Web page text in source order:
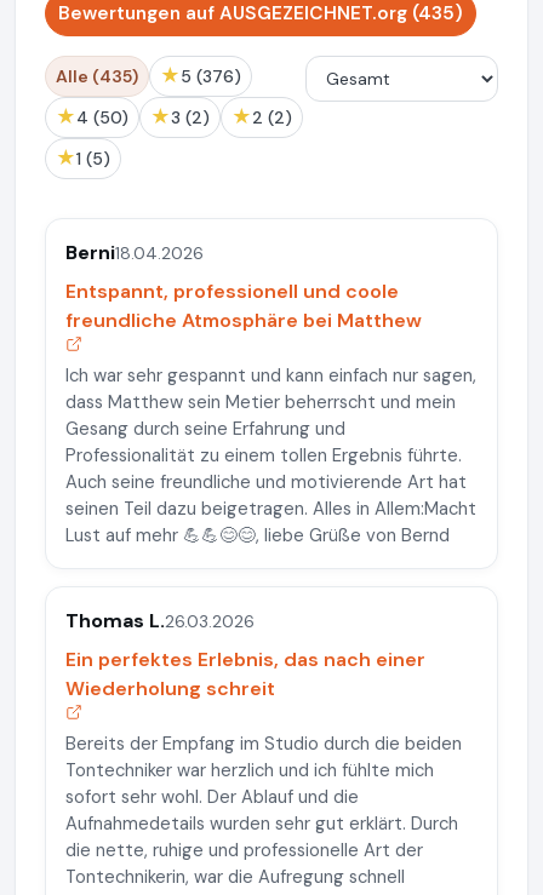
Bewertungen auf AUSGEZEICHNET.org (435)
Alle (435) ★ 5 (376)
★ 4 (50) ★ 3 (2) ★ 2 (2)
★ 1 (5)
Berni18.04.2026
Entspannt, professionell und coole
freundliche Atmosphäre bei Matthew
Ich war sehr gespannt und kann einfach nur sagen,
dass Matthew sein Metier beherrscht und mein
Gesang durch seine Erfahrung und
Professionalität zu einem tollen Ergebnis führte.
Auch seine freundliche und motivierende Art hat
seinen Teil dazu beigetragen. Alles in Allem:Macht
Lust auf mehr 💪💪😊😊, liebe Grüße von Bernd
Thomas L.26.03.2026
Ein perfektes Erlebnis, das nach einer
Wiederholung schreit
Bereits der Empfang im Studio durch die beiden
Tontechniker war herzlich und ich fühlte mich
sofort sehr wohl. Der Ablauf und die
Aufnahmedetails wurden sehr gut erklärt. Durch
die nette, ruhige und professionelle Art der
Tontechnikerin, war die Aufregung schnell